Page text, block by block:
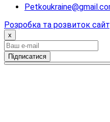
Розробка та розвиток
x